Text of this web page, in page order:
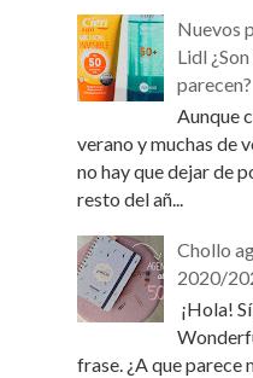
Nuevos
Lidl
parecen?
Aunque
verano y muchas de
no hay que dejar de
resto del añ...
Chollo
2020/
¡Hola!
frase. ¿A que parece